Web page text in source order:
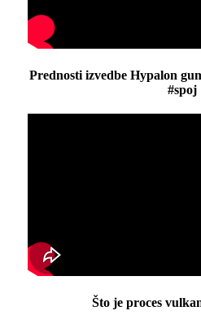
Prednosti izvedbe Hypalon
#spoj
Što je proces